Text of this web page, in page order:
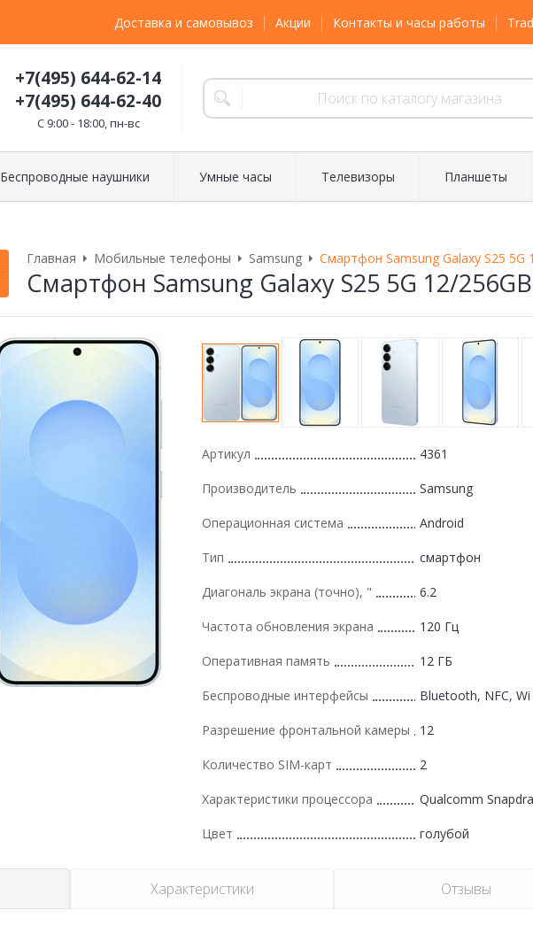
Доставка и самовывоз Акции Контакты и часы работы
+7(495) 644-62-14
+7(495) 644-62-40
C 9:00 - 18:00, пн-вс
Беспроводные наушники Умные часы Телевизоры Планшеты
Главная Мобильные телефоны Samsung Смартфон Samsung Galaxy S25 5G
Смартфон Samsung Galaxy S25 5G 12/
Артикул 4361
Производитель Samsung
Операционная система Android
Тип смартфон
Диагональ экрана (точно), " 6.2
Частота обновления экрана 120 Гц
Оперативная память 12 ГБ
Беспроводные интерфейсы Bluetooth, NFC, Wi
Разрешение фронтальной камеры 12
Количество SIM-карт 2
Характеристики процессора Qualcomm
Цвет голубой
Характеристики Отзывы